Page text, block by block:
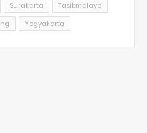
Surakarta
Tasikmalaya
Yogyakarta